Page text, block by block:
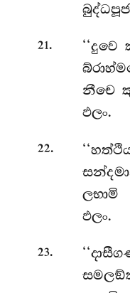
21.
නීචෙ
ඵලං.
22.
ලභාමි
ඵලං.
23.